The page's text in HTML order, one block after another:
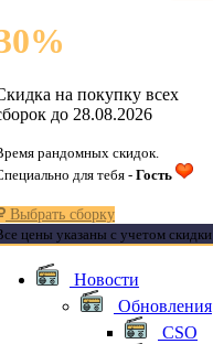
%
на покупку всех
до 28.08.2026
рандомных скидок.
для тебя - Гость
Выбрать сборку
цены указаны с учетом скидки
Новости
Обновления
CSO